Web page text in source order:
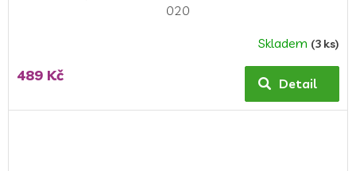
020
Skladem (3 ks)
489 Kč Detail